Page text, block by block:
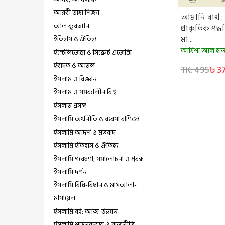
আরবী ভাষা শিক্ষা
আল কুরআন
ইতিহাস ও ঐতিহ্য
ইন্টেলিজেন্স ও সিক্রেট এজেন্সি
ইবাদত ও আমল
ইসলাম ও বিজ্ঞান
ইসলাম ও সমকালীন বিশ্ব
ইসলাম প্রসঙ্গ
ইসলামি অর্থনীতি ও ব্যবসা বাণিজ্য
ইসলামি আদর্শ ও মতবাদ
ইসলামি ইতিহাস ও ঐতিহ্য
ইসলামি গবেষণা, সমালোচনা ও প্রবন্ধ
ইসলামি দর্শন
ইসলামি বিধি-বিধান ও মাসআলা-
মাসায়েল
ইসলামি বই: আত্ম-উন্নয়ন
আমানি বার্থ :
প্রাকৃতিক
মা...
আয়িশা আল
TK. 495৳